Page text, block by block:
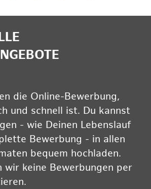
die Online-Bewerbung,
und schnell ist. Du kannst
- wie Deinen Lebenslauf
Bewerbung - in allen
bequem hochladen.
wir keine Bewerbungen per